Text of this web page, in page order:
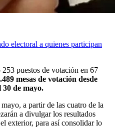
electoral a quienes participan
puestos de votación en 67
mesas de votación desde
30 de mayo.
a partir de las cuatro de la
a divulgar los resultados
exterior, para así consolidar lo